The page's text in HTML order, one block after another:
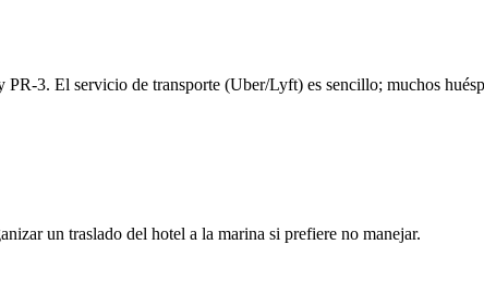
3. El servicio de transporte (Uber/Lyft) es sencillo; muchos
un traslado del hotel a la marina si prefiere no manejar.